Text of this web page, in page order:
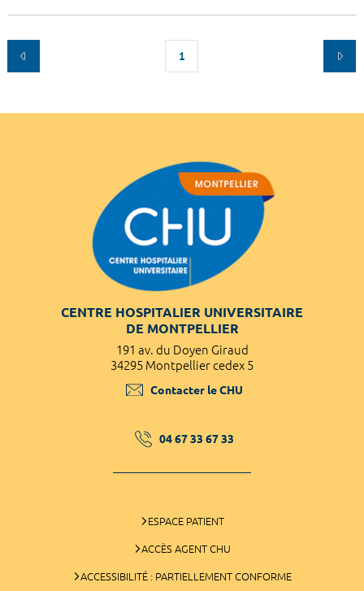
1
CENTRE HOSPITALIER UNIVERSITAIRE
DE MONTPELLIER
191 av. du Doyen Giraud
34295 Montpellier cedex 5
Contacter le CHU
04 67 33 67 33
ESPACE PATIENT
ACCÈS AGENT CHU
ACCESSIBILITÉ : PARTIELLEMENT CONFORME